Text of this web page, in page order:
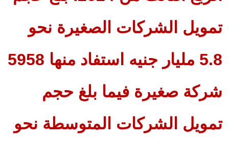
تمويل الشركات الصغيرة نحو
5.8 مليار جنيه استفاد منها 5958
شركة صغيرة فيما بلغ حجم
تمويل الشركات المتوسطة نحو